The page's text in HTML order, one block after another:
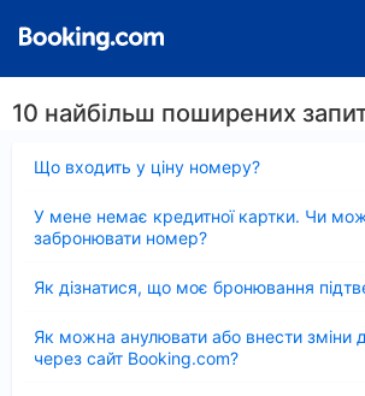
10 найбільш поширених
Що входить у ціну номеру?
У мене немає кредитної картки. Чи
забронювати номер?
Як дізнатися, що моє бронювання
Як можна анулювати або внести зміни
через сайт Booking.com?